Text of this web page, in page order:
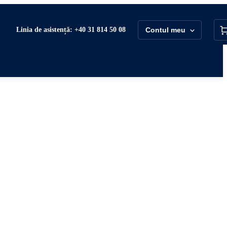
Linia de asistență: +40 31 814 50 08 Contul meu